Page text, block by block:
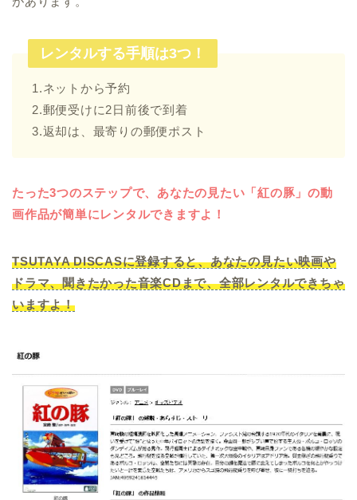
レンタルする手順は3つ！
1.ネットから予約
2.郵便受けに2日前後で到着
3.返却は、最寄りの郵便ポスト
たった3つのステップで、あなたの見たい「紅の豚」の動
画作品が簡単にレンタルできますよ！
TSUTAYA DISCASに登録すると、あなたの見たい映画や
ドラマ、聞きたかった音楽CDまで、全部レンタルできちゃ
いますよ！